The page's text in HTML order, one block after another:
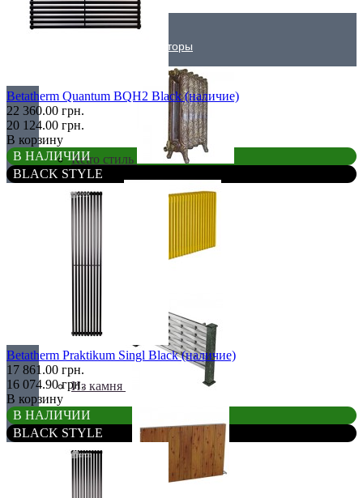
Дизайнерские радиаторы
Retro стиль
Из камня
Betatherm Quantum BQH2 Black (наличие)
22 360.00 грн.
20 124.00 грн.
В корзину
В НАЛИЧИИ
BLACK STYLE
Betatherm Praktikum Singl Black (наличие)
17 861.00 грн.
16 074.90 грн.
В корзину
В НАЛИЧИИ
BLACK STYLE